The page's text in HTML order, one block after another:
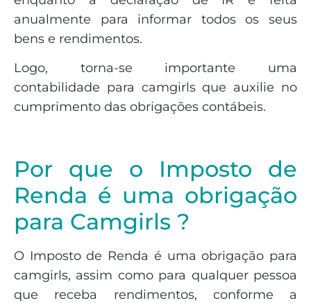
anualmente para informar todos os seus
bens e rendimentos.
Logo, torna-se importante uma
contabilidade para camgirls que auxilie no
cumprimento das obrigações contábeis.
Por que o Imposto de
Renda é uma obrigação
para Camgirls ?
O Imposto de Renda é uma obrigação para
camgirls, assim como para qualquer pessoa
que receba rendimentos, conforme a